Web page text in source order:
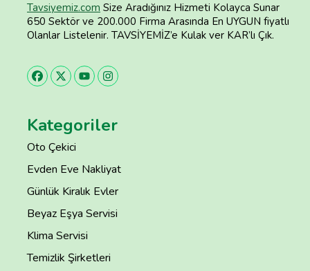
Tavsiyemiz.com Size Aradığınız Hizmeti Kolayca Sunar
650 Sektör ve 200.000 Firma Arasında En UYGUN fiyatlı
Olanlar Listelenir. TAVSİYEMİZ’e Kulak ver KAR’lı Çık.
Kategoriler
Oto Çekici
Evden Eve Nakliyat
Günlük Kiralık Evler
Beyaz Eşya Servisi
Klima Servisi
Temizlik Şirketleri